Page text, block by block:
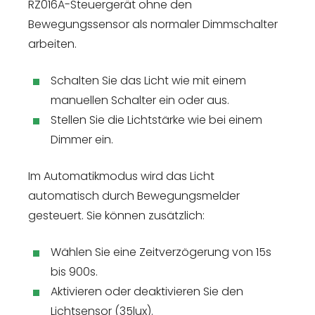
RZ016A-Steuergerät ohne den
Bewegungssensor als normaler Dimmschalter
arbeiten.
Schalten Sie das Licht wie mit einem
manuellen Schalter ein oder aus.
Stellen Sie die Lichtstärke wie bei einem
Dimmer ein.
Im Automatikmodus wird das Licht
automatisch durch Bewegungsmelder
gesteuert. Sie können zusätzlich:
Wählen Sie eine Zeitverzögerung von 15s
bis 900s.
Aktivieren oder deaktivieren Sie den
Lichtsensor (35lux).